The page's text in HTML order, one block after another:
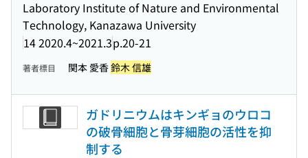
Laboratory Institute of Nature and Environmental
Technology, Kanazawa University
14 2020.4~2021.3p.20-21
著者標目 関本 愛香鈴木 信雄
ガドリニウムはキンギョのウロコ
の破骨細胞と骨芽細胞の活性を抑
制する